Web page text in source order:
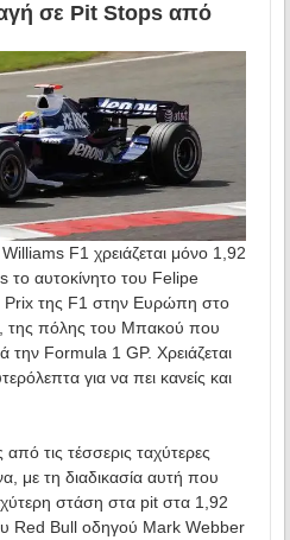
σε Pit Stops από
F1 χρειάζεται μόνο 1,92
το αυτοκίνητο του Felipe
της F1 στην Ευρώπη στο
της πόλης του Μπακού που
την Formula 1 GP. Χρειάζεται
για να πει κανείς και
τις τέσσερις ταχύτερες
με τη διαδικασία αυτή που
στάση στα pit στα 1,92
Red Bull οδηγού Mark Webber